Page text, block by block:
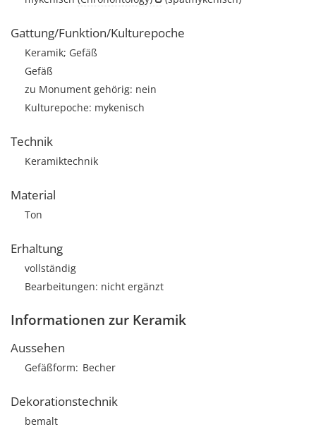
Gattung/Funktion/Kulturepoche
Keramik; Gefäß
Gefäß
zu Monument gehörig: nein
Kulturepoche: mykenisch
Technik
Keramiktechnik
Material
Ton
Erhaltung
vollständig
Bearbeitungen: nicht ergänzt
Informationen zur Keramik
Aussehen
Gefäßform Becher
Dekorationstechnik
bemalt